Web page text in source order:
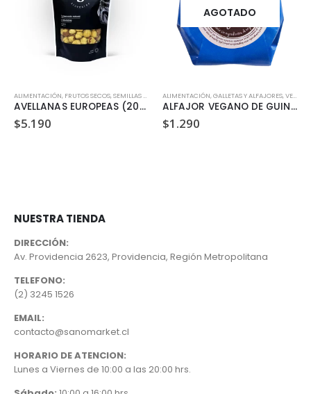
,SIN LACTOSA
ALIMENTACIÓN, FRUTOS SECOS, SEMILLAS Y LEGUMBRES
AVELLANAS EUROPEAS (200 GR)
$5.190
AGOTADO
ALIMENTACIÓN,GALLETAS Y ALFAJORES,VEGANO
ALFAJOR VEGANO DE GUINDA DULZURA VEGETAL 35GR
$1.290
NUESTRA TIENDA
DIRECCIÓN:
Av. Providencia 2623, Providencia, Región Metropolitana
TELEFONO:
(2) 3245 1526
EMAIL:
contacto@sanomarket.cl
HORARIO DE ATENCION:
Lunes a Viernes de 10:00 a las 20:00 hrs.